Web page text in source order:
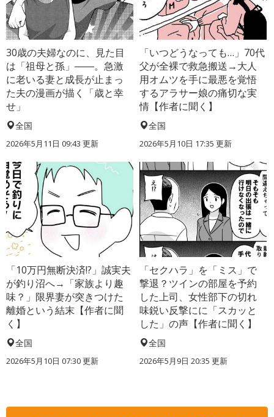
30歳の夫婦なのに、見た目
は「祖母と孫」――。急激
に老いる妻と成長が止まっ
た夫の漫画が描く「歳と幸
せ」
全国
2026年5月11日 09:43 更新
「いつどうなっても…」70代
父が全裸で救急搬送→大人
用オムツを手に最悪を覚悟
するアラサー娘の痛切な実
情【作者に聞く】
全国
2026年5月10日 17:35 更新
「10万円無断決済!?」誠実夫
が釣り沼へ→「家族より趣
味？」限界妻が突きつけた
離婚という結末【作者に聞
く】
全国
2026年5月10日 07:30 更新
「セクハラ」を「ミス」で
撃退？ツインの部屋を予約
した上司、女性部下の切れ
味鋭い反撃にに「スカッと
した」の声【作者に聞く】
全国
2026年5月9日 20:35 更新